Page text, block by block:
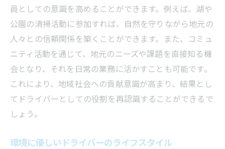
員としての意識を高めることができます。例えば、湖や
公園の清掃活動に参加すれば、自然を守りながら地元の
人々との信頼関係を築くことができます。また、コミュ
ニティ活動を通じて、地元のニーズや課題を直接知る機
会となり、それを日常の業務に活かすことも可能です。
これにより、地域社会への貢献意識が高まり、結果とし
てドライバーとしての役割を再認識することができるで
しょう。
環境に優しいドライバーのライフスタイル